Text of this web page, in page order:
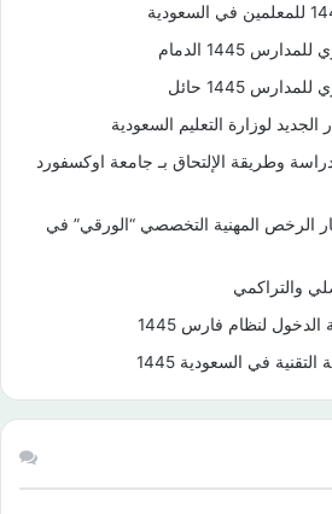
1445 الدمام
1445 حائل
الجديد لوزارة التعليم السعودية
وطريقة الإلتحاق بـ جامعة اوكسفورد
الرخص المهنية التخصصي “الورقي” في
والتراكمي
لنظام فارس 1445
في السعودية 1445